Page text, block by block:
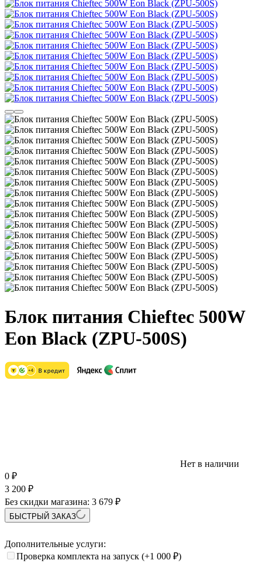
Блок питания Chieftec 500W
Eon Black (ZPU-500S)
Нет в наличии
0 ₽
3 200 ₽
Без скидки магазина: 3 679 ₽
БЫСТРЫЙ ЗАКАЗ
Дополнительные услуги:
Проверка комплекта на запуск (+1 000 ₽)